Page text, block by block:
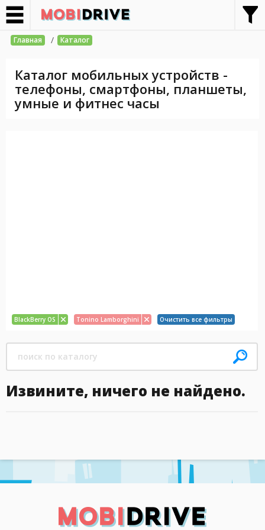
Главная / Каталог
Каталог мобильных устройств -
телефоны, смартфоны, планшеты,
умные и фитнес часы
BlackBerry OS Tonino Lamborghini Очистить все фильтры
Извините, ничего не найдено.